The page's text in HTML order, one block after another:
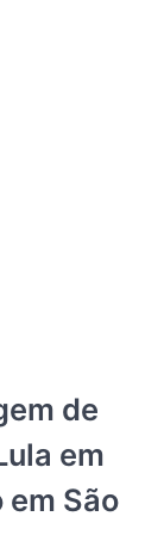
de
em
São